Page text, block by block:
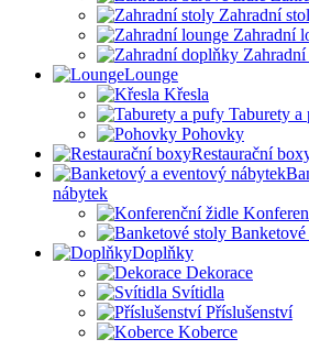
Zahradní
Zahradní
Lounge
Křesla
Taburety a
Pohovky
Restaurační
nábytek
Doplňky
Dekorace
Svítidla
Příslušenství
Koberce